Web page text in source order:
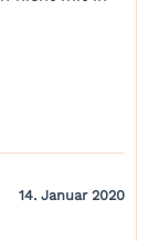
14. Januar 2020